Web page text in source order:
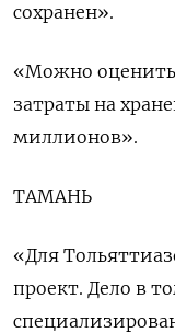
сохранен».
«Можно
затраты на
миллионов».
ТАМАНЬ
«Для
проект. Дело в